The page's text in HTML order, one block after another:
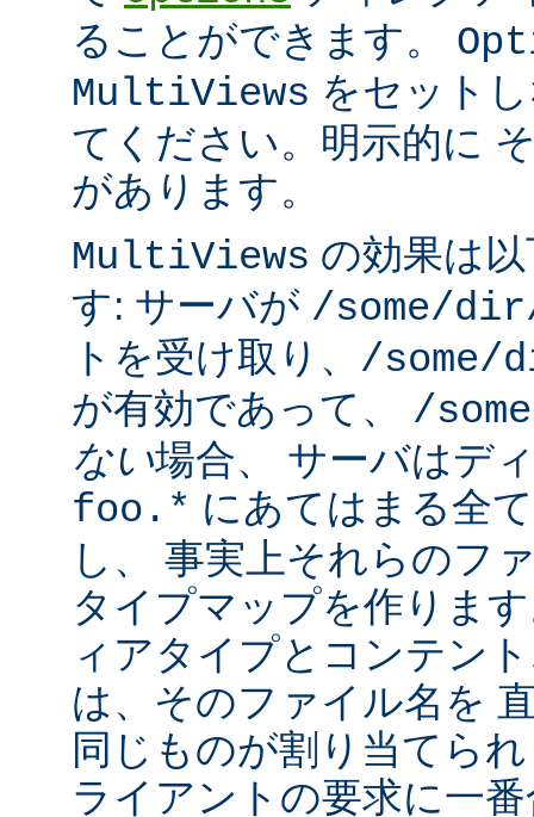
ることができます。
MultiViews をセット
てください。明示的に
があります。
MultiViews の効果は
す: サーバが /some/
トを受け取り、 /some/
が有効であって、 /
ない場合、 サーバはデ
foo.* にあてはまる全
し、 事実上それらのフ
タイプマップを作りま
ィアタイプとコンテン
は、そのファイル名を
同じものが割り当てら
ライアントの要求に一